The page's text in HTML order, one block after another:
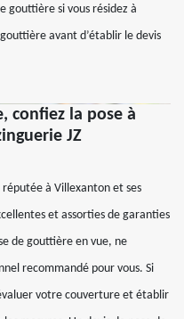
gouttière si vous résidez à
avant d’établir le devis
confiez la pose à
JZ
réputée à Villexanton et ses
et assorties de garanties
de gouttière en vue, ne
recommandé pour vous. Si
votre couverture et établir